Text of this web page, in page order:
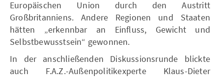
Europäischen Union durch den Austritt
Großbritanniens. Andere Regionen und Staaten
hätten „erkennbar an Einfluss, Gewicht und
Selbstbewusstsein“ gewonnen.
In der anschließenden Diskussionsrunde blickte
auch F.A.Z.-Außenpolitikexperte Klaus-Dieter